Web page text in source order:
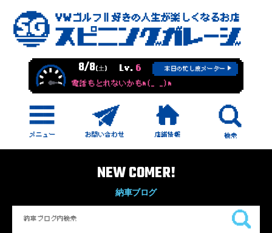
8/8(土) Lv. 6 本日の忙し度メーター
電話もとれないかもm(_ _)m
NEW COMER!
納車ブログ